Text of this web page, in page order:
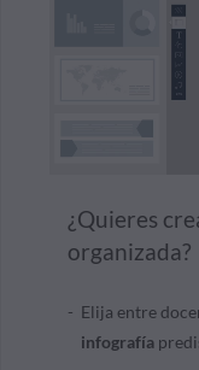
¿Quieres
organizada?
Elija entre
infografía